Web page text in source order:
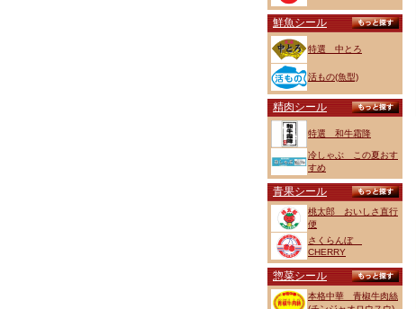
鮮魚シール
特選 中とろ
活もの(魚型)
精肉シール
特選 和牛霜降
冷しゃぶ この夏おす
すめ
青果シール
桃太郎 おいしさ直行
便
さくらんぼ
CHERRY
惣菜シール
本格中華 青椒牛肉絲